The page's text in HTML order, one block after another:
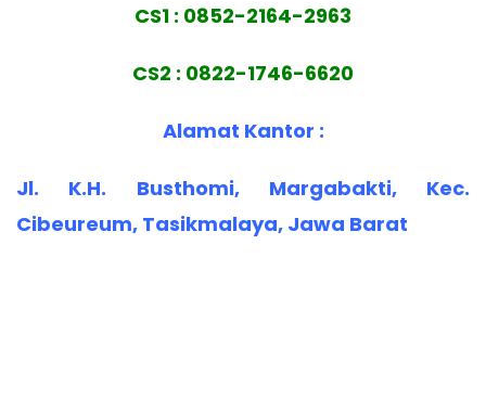
CS1 : 0852-2164-2963
CS2 : 0822-1746-6620
Alamat Kantor :
Jl. K.H. Busthomi, Margabakti, Kec.
Cibeureum, Tasikmalaya, Jawa Barat